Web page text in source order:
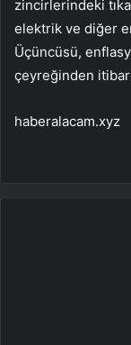
zincirlerindeki
elektrik ve diğer
Üçüncüsü,
çeyreğinden
haberalacam.xyz